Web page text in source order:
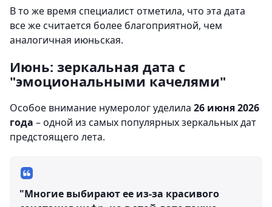
В то же время специалист отметила, что эта дата
все же считается более благоприятной, чем
аналогичная июньская.
Июнь: зеркальная дата с
"эмоциональными качелями"
Особое внимание нумеролог уделила 26 июня 2026
года – одной из самых популярных зеркальных дат
предстоящего лета.
"Многие выбирают ее из-за красивого